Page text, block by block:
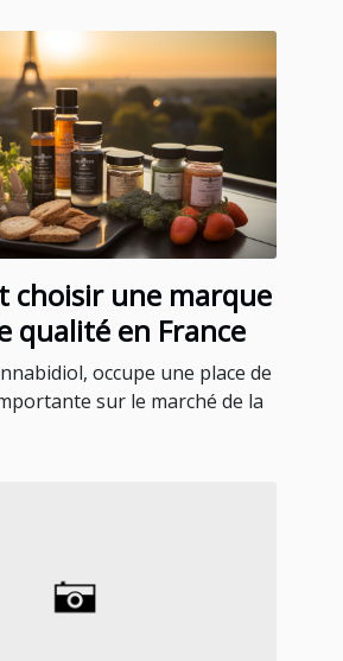
choisir une marque
qualité en France
occupe une place de
sur le marché de la